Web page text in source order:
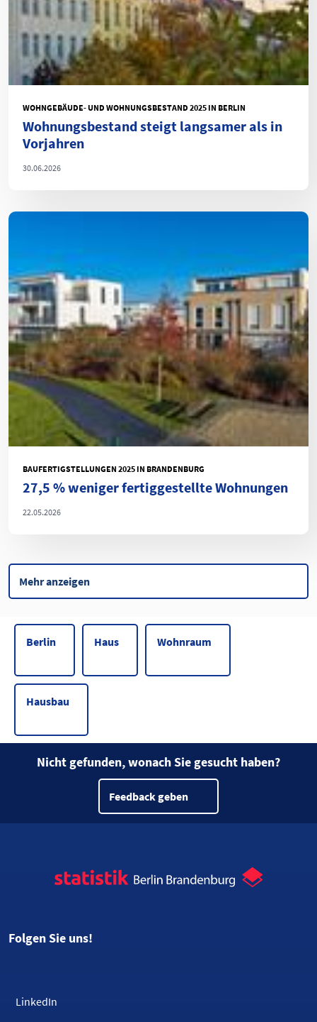
WOHNGEBÄUDE- UND WOHNUNGSBESTAND 2025 IN BERLIN
Wohnungsbestand steigt langsamer als in
Vorjahren
30.06.2026
BAUFERTIGSTELLUNGEN 2025 IN BRANDENBURG
27,5 % weniger fertiggestellte Wohnungen
22.05.2026
Mehr anzeigen
Berlin Haus Wohnraum
Hausbau
Nicht gefunden, wonach Sie gesucht haben?
Feedback geben
Folgen Sie uns!
LinkedIn